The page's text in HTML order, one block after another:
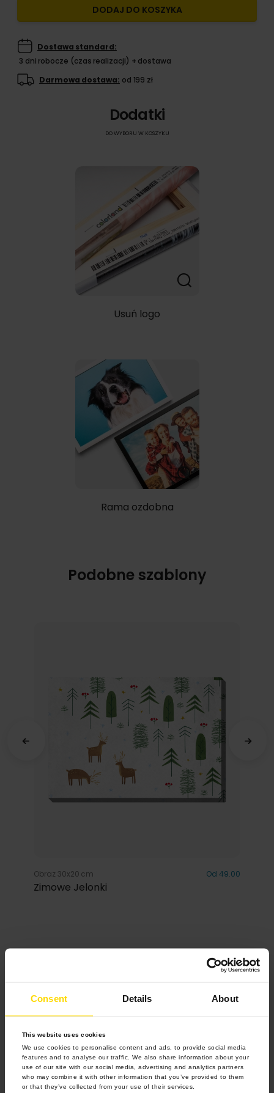
Consent Details About
This website uses cookies
We use cookies to personalise content and ads, to provide social media
features and to analyse our traffic. We also share information about your
use of our site with our social media, advertising and analytics partners
who may combine it with other information that you’ve provided to them
or that they’ve collected from your use of their services.
DODAJ DO KOSZYKA
Dostawa standard:
3 dni robocze (czas realizacji) + dostawa
Darmowa dostawa: od 199 zł
Dodatki
DO WYBORU W KOSZYKU
Usuń logo
Rama ozdobna
Podobne szablony
Obraz 30x20 cm Od 49.00
Zimowe Jelonki
Inspiracje